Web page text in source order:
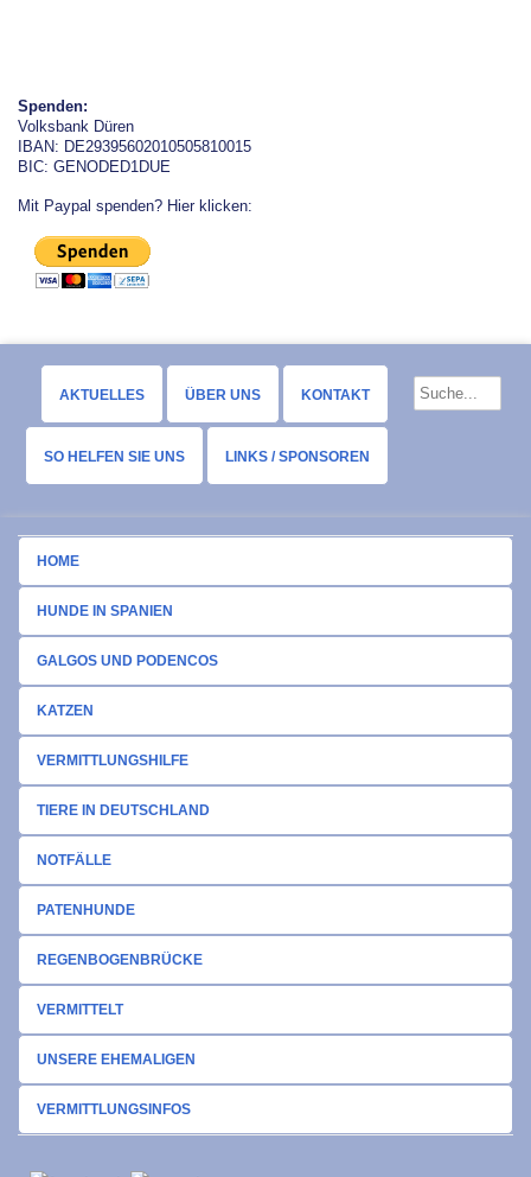
Spenden:
Volksbank Düren
IBAN: DE29395602010505810015
BIC: GENODED1DUE
Mit Paypal spenden? Hier klicken:
AKTUELLES ÜBER UNS KONTAKT
SO HELFEN SIE UNS LINKS / SPONSOREN
HOME
HUNDE IN SPANIEN
GALGOS UND PODENCOS
KATZEN
VERMITTLUNGSHILFE
TIERE IN DEUTSCHLAND
NOTFÄLLE
PATENHUNDE
REGENBOGENBRÜCKE
VERMITTELT
UNSERE EHEMALIGEN
VERMITTLUNGSINFOS